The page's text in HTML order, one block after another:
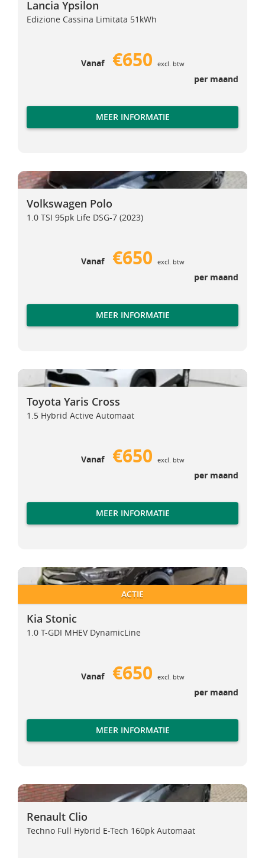
Lancia Ypsilon
Edizione Cassina Limitata 51kWh
Vanaf €650 excl. btw
per maand
MEER INFORMATIE
Volkswagen Polo
Volkswagen Polo
Volkswagen Polo
1.0 TSI 95pk Life DSG-7 (2023)
Vanaf €650 excl. btw
per maand
MEER INFORMATIE
Toyota Yaris Cross
Toyota Yaris Cross
Toyota Yaris Cross
1.5 Hybrid Active Automaat
Vanaf €650 excl. btw
per maand
MEER INFORMATIE
Kia Stonic
Kia Stonic
ACTIE
Kia Stonic
1.0 T-GDI MHEV DynamicLine
Vanaf €650 excl. btw
per maand
MEER INFORMATIE
Renault Clio
Renault Clio
Renault Clio
Techno Full Hybrid E-Tech 160pk Automaat